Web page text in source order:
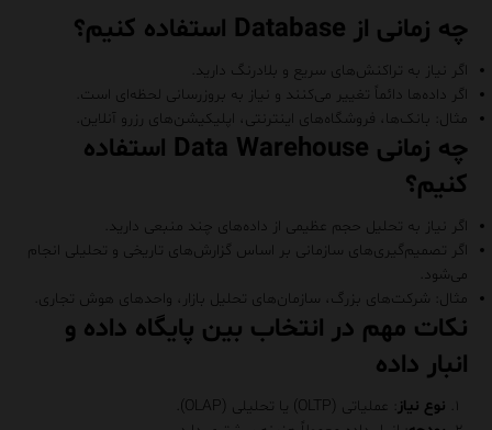
چه زمانی از Database استفاده کنیم؟
اگر نیاز به تراکنش‌های سریع و بلادرنگ دارید.
اگر داده‌ها دائماً تغییر می‌کنند و نیاز به بروزرسانی لحظه‌ای است.
مثال: بانک‌ها، فروشگاه‌های اینترنتی، اپلیکیشن‌های رزرو آنلاین.
چه زمانی Data Warehouse استفاده
کنیم؟
اگر نیاز به تحلیل حجم عظیمی از داده‌های چند منبعی دارید.
اگر تصمیم‌گیری‌های سازمانی بر اساس گزارش‌های تاریخی و تحلیلی انجام
می‌شود.
مثال: شرکت‌های بزرگ، سازمان‌های تحلیل بازار، واحدهای هوش تجاری.
نکات مهم در انتخاب بین پایگاه داده و
انبار داده
نوع نیاز
: عملیاتی (OLTP) یا تحلیلی (OLAP).